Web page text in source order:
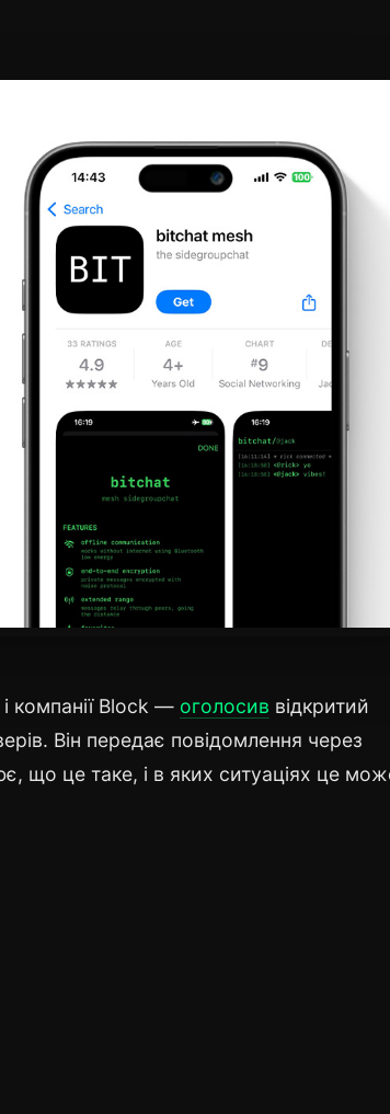
компанії Block — оголосив відкритий
Він передає повідомлення через
що це таке, і в яких ситуаціях це